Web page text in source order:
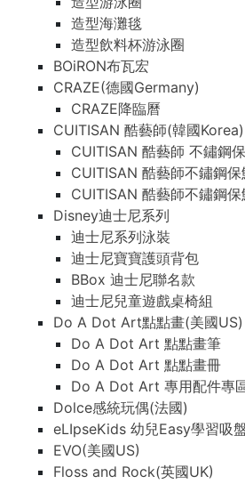
造型海灘毯
造型飲料杯游泳圈
BOiRON布瓦宏
CRAZE(德國Germany)
CRAZE降臨曆
CUITISAN 酷藝師(韓國Korea)
CUITISAN 酷藝師 不鏽鋼
CUITISAN 酷藝師不鏽鋼
CUITISAN 酷藝師不鏽鋼
Disney迪士尼系列
迪士尼系列泳裝
迪士尼寶寶護頭背包
BBox 迪士尼聯名款
迪士尼兒童遊戲桌椅組
Do A Dot Art點點畫(美國US)
Do A Dot Art 點點畫筆
Do A Dot Art 點點畫冊
Do A Dot Art 專用配件專
Dolce感統玩偶(法國)
eLIpseKids 幼兒Easy學習吸
EVO(美國US)
Floss and Rock(英國UK)